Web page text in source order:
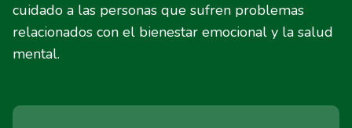
cuidado a las personas que sufren problemas
relacionados con el bienestar emocional y la salud
mental.